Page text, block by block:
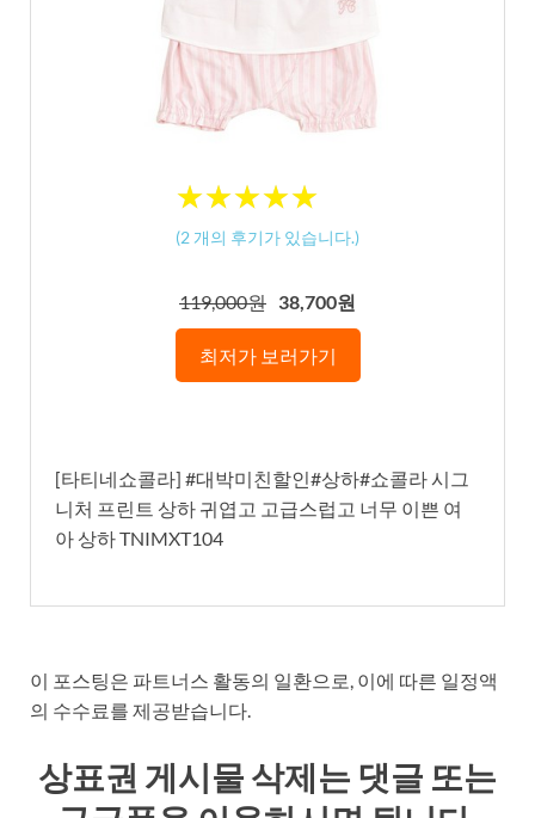
★★★★★
★★★★★
(2 개의 후기가 있습니다.)
119,000원 38,700원
최저가 보러가기
[타티네쇼콜라] #대박미친할인#상하#쇼콜라 시그
니처 프린트 상하 귀엽고 고급스럽고 너무 이쁜 여
아 상하 TNIMXT104
이 포스팅은 파트너스 활동의 일환으로, 이에 따른 일정액
의 수수료를 제공받습니다.
상표권 게시물 삭제는 댓글 또는